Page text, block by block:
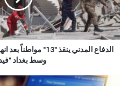
الدفاع المدني ينقذ
وسط بغداد